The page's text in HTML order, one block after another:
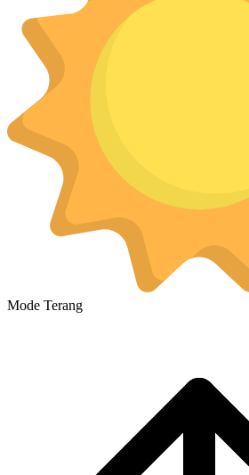
Mode Terang